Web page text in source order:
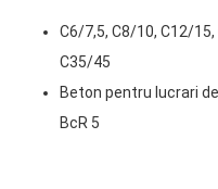
C6/7,5, C8/10, C12/
C35/45
Beton pentru lucrari
BcR 5